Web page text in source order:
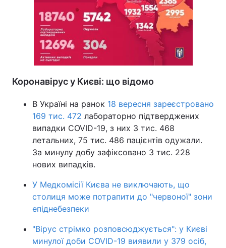
Коронавірус у Києві: що відомо
В Україні на ранок 18 вересня зареєстровано
169 тис. 472 лабораторно підтверджених
випадки COVID-19, з них 3 тис. 468
летальних, 75 тис. 486 пацієнтів одужали.
За минулу добу зафіксовано 3 тис. 228
нових випадків.
У Медкомісії Києва не виключають, що
столиця може потрапити до "червоної" зони
епіднебезпеки
"Вірус стрімко розповсюджується": у Києві
минулої доби COVID-19 виявили у 379 осіб,